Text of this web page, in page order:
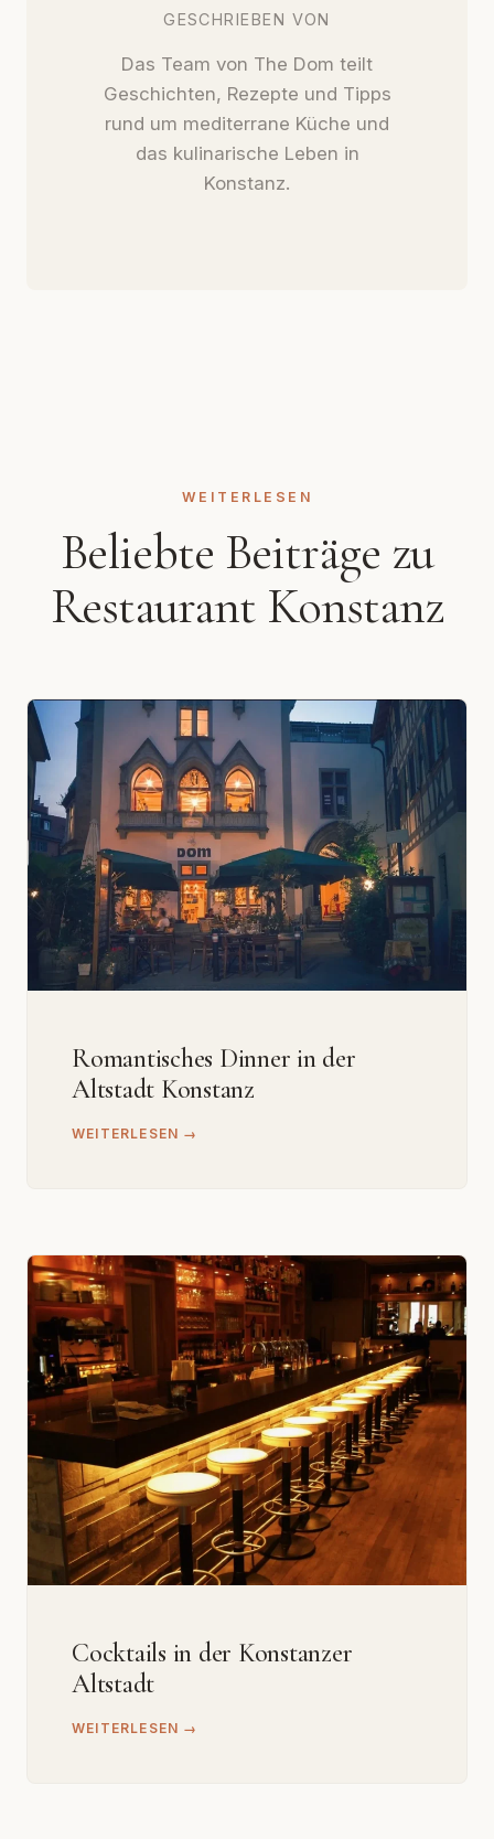
GESCHRIEBEN VON
Das Team von The Dom teilt
Geschichten, Rezepte und Tipps
rund um mediterrane Küche und
das kulinarische Leben in
Konstanz.
WEITERLESEN
Beliebte Beiträge zu
Restaurant Konstanz
Romantisches Dinner in der
Altstadt Konstanz
WEITERLESEN →
Cocktails in der Konstanzer
Altstadt
WEITERLESEN →